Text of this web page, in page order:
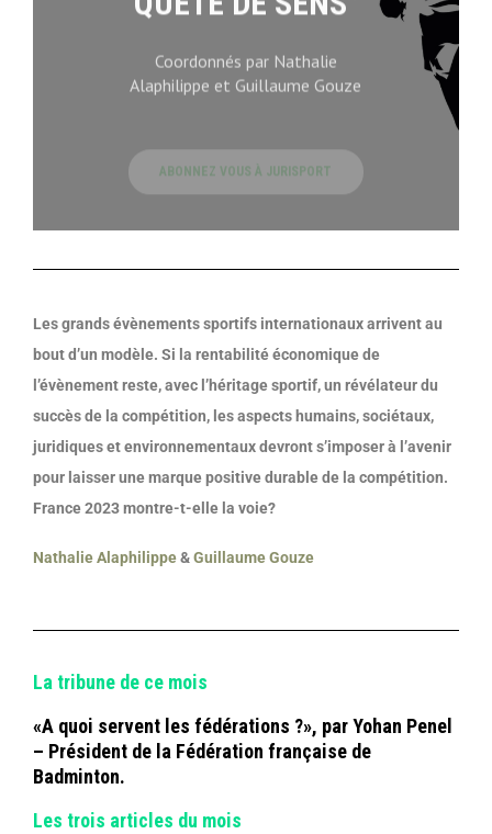
Coordonnés par Nathalie
Alaphilippe et Guillaume Gouze
Les grands évènements sportifs internationaux arrivent au
bout d’un modèle. Si la rentabilité économique de
l’évènement reste, avec l’héritage sportif, un révélateur du
succès de la compétition, les aspects humains, sociétaux,
juridiques et environnementaux devront s’imposer à l’avenir
pour laisser une marque positive durable de la compétition.
France 2023 montre-t-elle la voie?
Nathalie Alaphilippe&Guillaume Gouze
La tribune de ce mois
«A quoi servent les fédérations ?», par Yohan Penel
– Président de la Fédération française de
Badminton.
Les trois articles du mois